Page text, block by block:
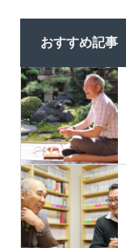
おすすめ記事